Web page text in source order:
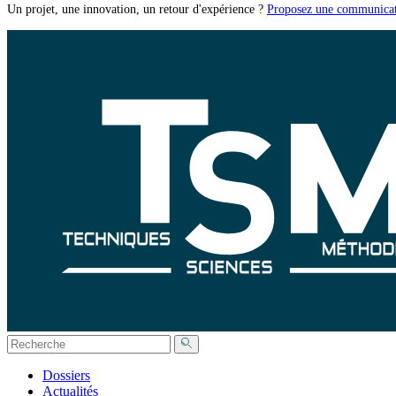
Un projet, une innovation, un retour d'expérience ? Proposez une
Dossiers
Actualités